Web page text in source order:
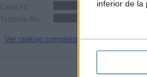
inferior de la
Cebu FC
1 (20%)
Ver ranking completo